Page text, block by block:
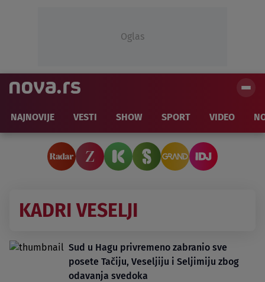
Oglas
NAJNOVIJE VESTI SHOW SPORT VIDEO
KADRI VESELJI
Sud u Hagu privremeno zabranio sve
posete Tačiju, Veseljiju i Seljimiju zbog
odavanja svedoka